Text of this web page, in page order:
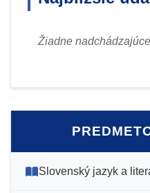
Žiadne
Slovenský jazyk a